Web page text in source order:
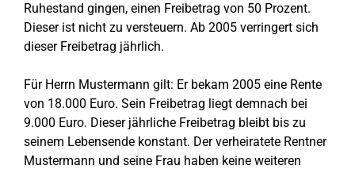
Ruhestand gingen, einen Freibetrag von 50 Prozent.
Dieser ist nicht zu versteuern. Ab 2005 verringert sich
dieser Freibetrag jährlich.
Für Herrn Mustermann gilt: Er bekam 2005 eine Rente
von 18.000 Euro. Sein Freibetrag liegt demnach bei
9.000 Euro. Dieser jährliche Freibetrag bleibt bis zu
seinem Lebensende konstant. Der verheiratete Rentner
Mustermann und seine Frau haben keine weiteren